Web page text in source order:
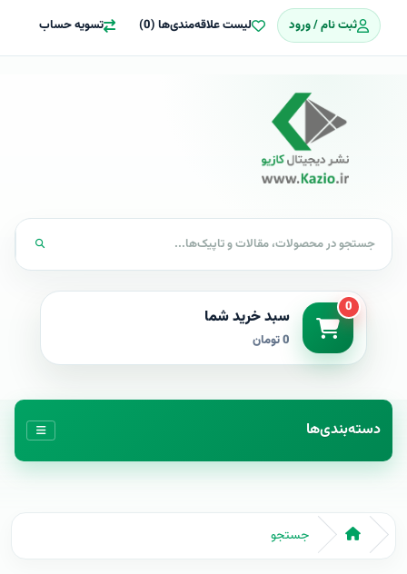
ثبت نام / ورود لیست علاقه‌مندی‌ها (0) تسویه حساب
0 سبد خرید شما
0 تومان
دسته‌بندی‌ها
جستجو